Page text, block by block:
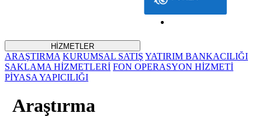
HİZMETLER
ARAŞTIRMA KURUMSAL SATIŞ YATIRIM BANKACILIĞI
SAKLAMA HİZMETLERİ FON OPERASYON HİZMETİ
PİYASA YAPICILIĞI
Araştırma